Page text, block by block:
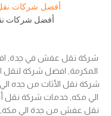
أفضل شركات
شركة نقل عفش في جدة,
المكرمة, افضل شركة لنقل
شركة نقل الأثاث من جده
الي مكه, خدمات شركة نقل
نقل عفش من جدة الي